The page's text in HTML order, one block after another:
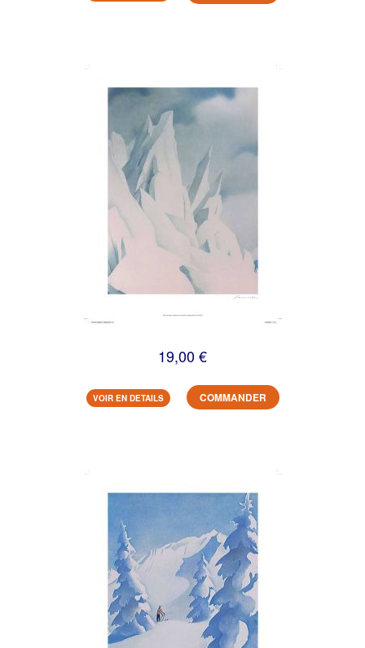
19,00 €
VOIR EN DETAILS COMMANDER